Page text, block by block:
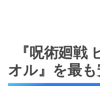
『呪術廻戦
オル』を最も